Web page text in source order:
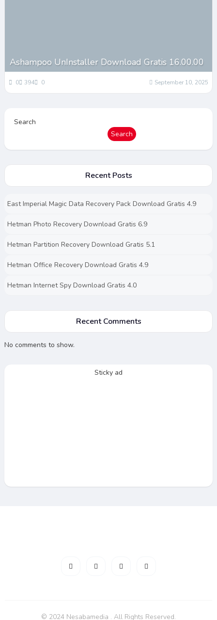
Ashampoo UnInstaller Download Gratis 16.00.00
0 394 0 September 10, 2025
Search
Search
Recent Posts
East Imperial Magic Data Recovery Pack Download Gratis 4.9
Hetman Photo Recovery Download Gratis 6.9
Hetman Partition Recovery Download Gratis 5.1
Hetman Office Recovery Download Gratis 4.9
Hetman Internet Spy Download Gratis 4.0
Recent Comments
No comments to show.
Sticky ad
© 2024 Nesabamedia . All Rights Reserved.